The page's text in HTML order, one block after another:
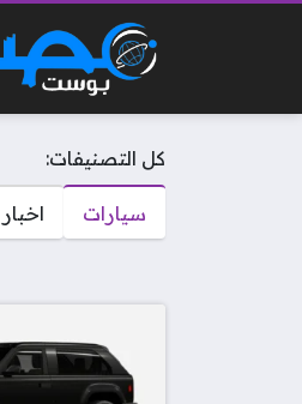
كل التصنيفات:
اخبار سيارات